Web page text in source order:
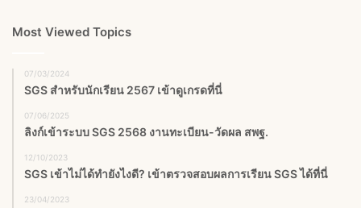
Most Viewed Topics
07/03/2024
SGS สําหรับนักเรียน 2567 เข้าดูเกรดที่นี่
07/06/2025
ลิงก์เข้าระบบ SGS 2568 งานทะเบียน-วัดผล สพฐ.
12/10/2023
SGS เข้าไม่ได้ทำยังไงดี? เข้าตรวจสอบผลการเรียน SGS ได้ที่นี่
23/04/2023